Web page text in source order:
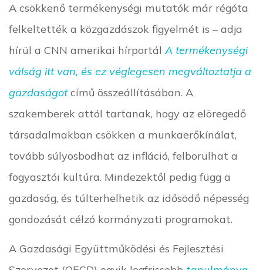
A csökkenő termékenységi mutatók már régóta
felkeltették a közgazdászok figyelmét is – adja
hírül a CNN amerikai hírportál A termékenységi
válság itt van, és ez véglegesen megváltoztatja a
gazdaságotcímű összeállításában. A
szakemberek attól tartanak, hogy az elöregedő
társadalmakban csökken a munkaerőkínálat,
tovább súlyosbodhat az infláció, felborulhat a
fogyasztói kultúra. Mindezektől pedig függ a
gazdaság, és túlterhelhetik az idősödő népesség
gondozását célzó kormányzati programokat.
A Gazdasági Együttműködési és Fejlesztési